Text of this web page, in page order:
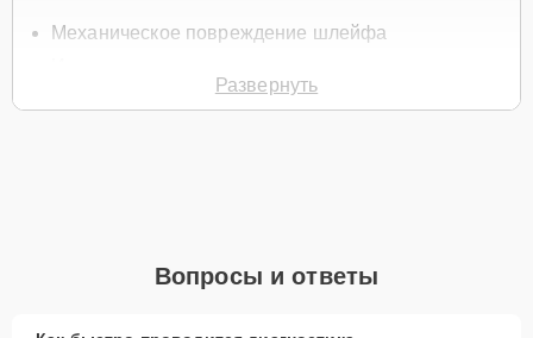
Механическое повреждение шлейфа
Неправильная эксплуатация устройства
диагностику и ремонт.
Развернуть
Вопросы и ответы